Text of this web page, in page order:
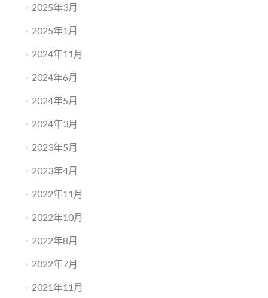
2025年3月
2025年1月
2024年11月
2024年6月
2024年5月
2024年3月
2023年5月
2023年4月
2022年11月
2022年10月
2022年8月
2022年7月
2021年11月